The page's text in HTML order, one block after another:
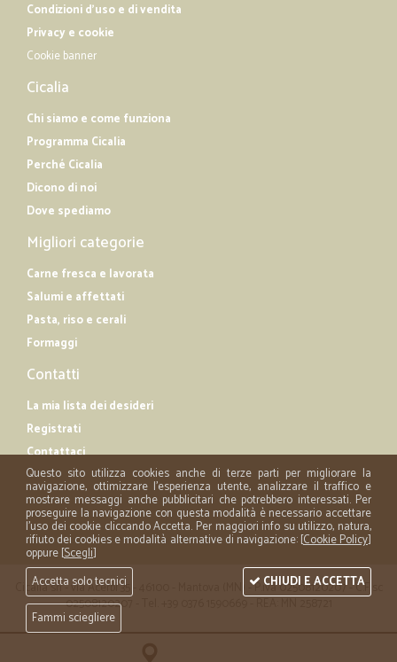
Condizioni d'uso e di vendita
Privacy e cookie
Cookie banner
Cicalia
Chi siamo e come funziona
Programma Cicalia
Perché Cicalia
Dicono di noi
Dove spediamo
Migliori categorie
Carne fresca e lavorata
Salumi e affettati
Pasta, riso e cerali
Formaggi
Contatti
La mia lista dei desideri
Registrati
Contattaci
Cicalia srl - via Acerbi 35 - 46100 - Mantova (MN) - P.iva 02508120207 - C.Fisc
02508120207 - Tel. +39 0376 1590669 - REA: MN 258721
Questo sito utilizza cookies anche di terze parti per migliorare la
navigazione, ottimizzare l'esperienza utente, analizzare il traffico e
mostrare messaggi anche pubblicitari che potrebbero interessati. Per
proseguire la navigazione con questa modalità è necessario accettare
l'uso dei cookie cliccando Accetta. Per maggiori info su utilizzo, natura,
rifiuto dei cookies e modalità alternative di navigazione: [Cookie Policy]
oppure [Scegli]
Accetta solo tecnici
Fammi sciegliere
CHIUDI E ACCETTA